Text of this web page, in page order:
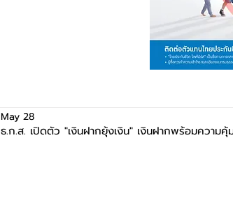
ธ.ก.ส. เปิดตัว "เงินฝากยุ้งเงิน" เงินฝากพร้อมควา
May 28